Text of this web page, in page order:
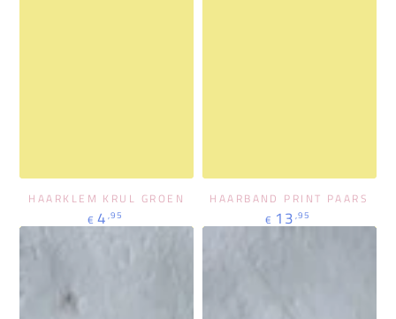
HAARKLEM KRUL GROEN
Regulärer
Preis
€ 4,95
HAARBAND PRINT PAARS
Regulärer
Preis
€ 13,95